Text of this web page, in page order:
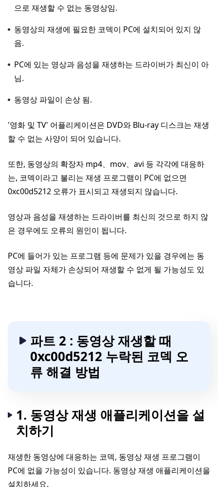
으로 재생할 수 없는 동영상임.
동영상의 재생에 필요한 코덱이 PC에 설치되어 있지 않
음.
PC에 있는 영상과 음성을 재생하는 드라이버가 최신이 아
님.
동영상 파일이 손상 됨.
'영화 및 TV' 어플리케이션은 DVD와 Blu-ray 디스크는 재생
할 수 없는 사양이 되어 있습니다.
또한, 동영상의 확장자 mp4、mov、avi 등 각각에 대응하
는, 코덱이라고 불리는 재생 프로그램이 PC에 없으면
0xc00d5212 오류가 표시되고 재생되지 않습니다.
영상과 음성을 재생하는 드라이버를 최신의 것으로 하지 않
은 경우에도 오류의 원인이 됩니다.
PC에 들어가 있는 프로그램 등에 문제가 있을 경우에는 동
영상 파일 자체가 손상되어 재생할 수 없게 될 가능성도 있
습니다.
파트 2 : 동영상 재생할 때
0xc00d5212 누락된 코덱 오
류 해결 방법
1. 동영상 재생 애플리케이션을 설
치하기
재생한 동영상에 대응하는 코덱, 동영상 재생 프로그램이
PC에 없을 가능성이 있습니다. 동영상 재생 애플리케이션을
설치하세요.